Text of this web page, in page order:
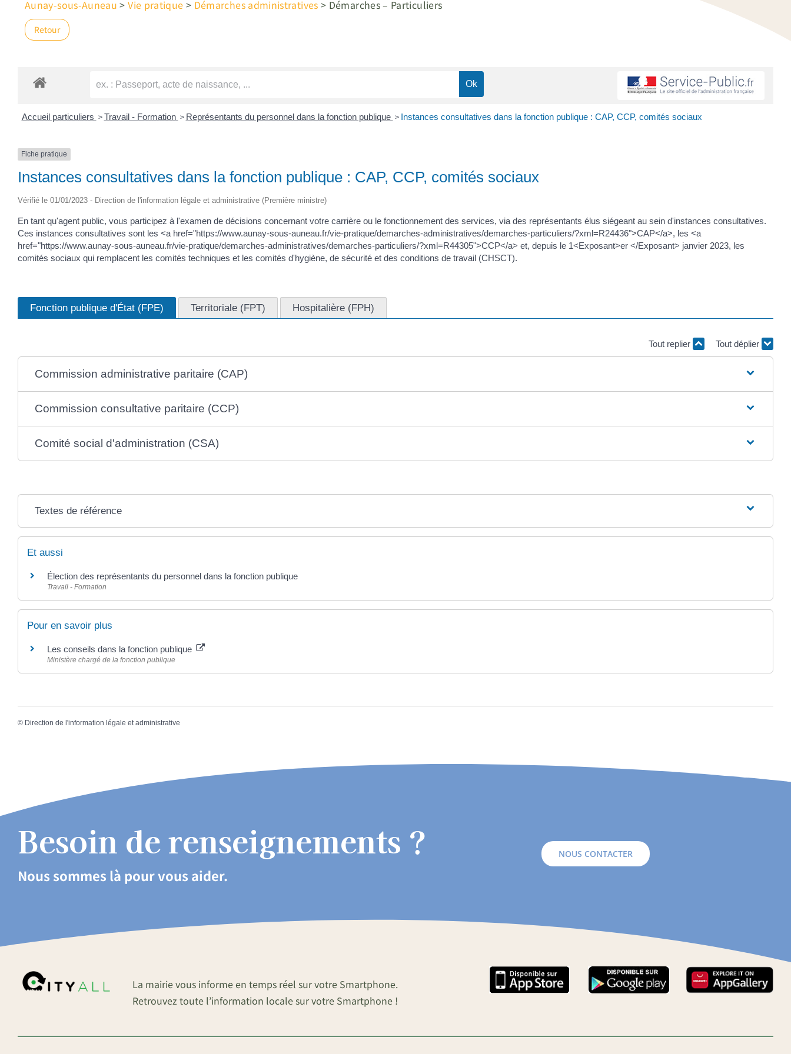
Aunay-sous-Auneau >Vie pratique > Démarches administratives > Démarches – Particuliers
Retour
Accueil particuliers > Travail - Formation > Représentants du personnel dans la fonction publique > Instances consultatives dans la fonction publique : CAP, CCP, comités sociaux
Fiche pratique
Instances consultatives dans la fonction publique : CAP, CCP, comités sociaux
Vérifié le 01/01/2023 - Direction de l'information légale et administrative (Première ministre)
En tant qu'agent public, vous participez à l'examen de décisions concernant votre carrière ou le fonctionnement des services, via des représentants élus siégeant au sein d'instances consultatives.
Ces instances consultatives sont les <a href="https://www.aunay-sous-auneau.fr/vie-pratique/demarches-administratives/demarches-particuliers/?xml=R24436">CAP</a>, les <a
href="https://www.aunay-sous-auneau.fr/vie-pratique/demarches-administratives/demarches-particuliers/?xml=R44305">CCP</a> et, depuis le 1<Exposant>er </Exposant> janvier 2023, les
comités sociaux qui remplacent les comités techniques et les comités d'hygiène, de sécurité et des conditions de travail (CHSCT).
Fonction publique d'État (FPE) Territoriale (FPT) Hospitalière (FPH)
Tout replier Tout déplier
Commission administrative paritaire (CAP)
Commission consultative paritaire (CCP)
Comité social d'administration (CSA)
Textes de référence
Et aussi
Élection des représentants du personnel dans la fonction publique
Travail - Formation
Pour en savoir plus
Les conseils dans la fonction publique
Ministère chargé de la fonction publique
© Direction de l'information légale et administrative
Besoin de renseignements ?
Nous sommes là pour vous aider.
NOUS CONTACTER
La mairie vous informe en temps réel sur votre Smartphone.
Retrouvez toute l’information locale sur votre Smartphone !